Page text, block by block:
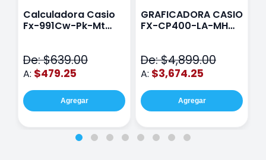
Calculadora Casio
Fx-991Cw-Pk-Mt
De: $639.00
A: $479.25
Agregar
GRAFICADORA CASIO
FX-CP400-LA-MH
De: $4,899.00
A: $3,674.25
Agregar